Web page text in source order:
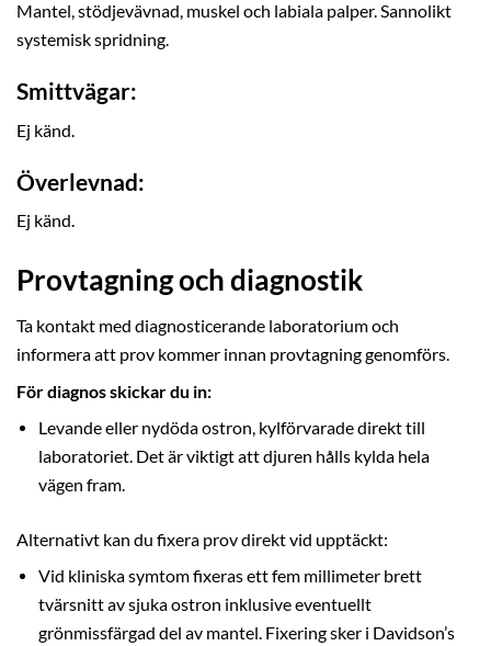
Mantel, stödjevävnad, muskel och labiala palper. Sannolikt
systemisk spridning.
Smittvägar:
Ej känd.
Överlevnad:
Ej känd.
Provtagning och diagnostik
Ta kontakt med diagnosticerande laboratorium och
informera att prov kommer innan provtagning genomförs.
För diagnos skickar du in:
Levande eller nydöda ostron, kylförvarade direkt till
laboratoriet. Det är viktigt att djuren hålls kylda hela
vägen fram.
Alternativt kan du fixera prov direkt vid upptäckt:
Vid kliniska symtom fixeras ett fem millimeter brett
tvärsnitt av sjuka ostron inklusive eventuellt
grönmissfärgad del av mantel. Fixering sker i Davidson’s